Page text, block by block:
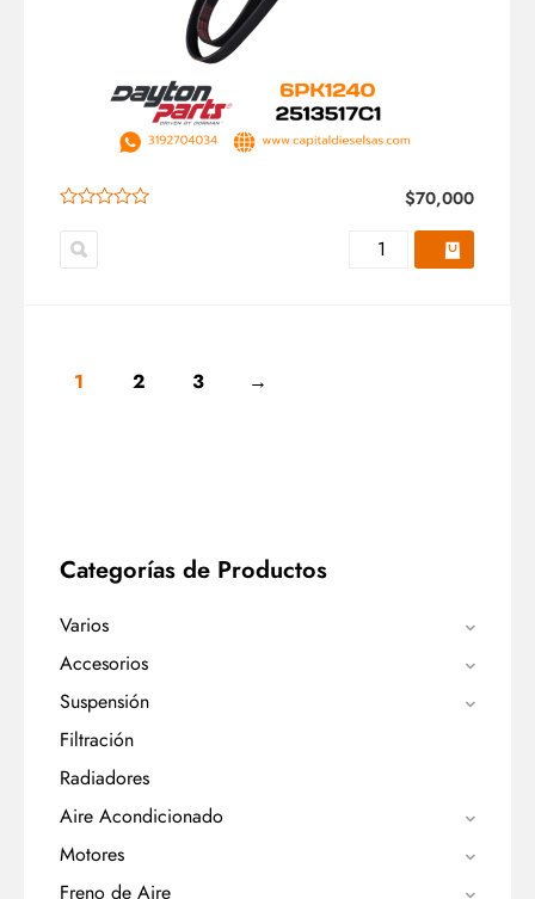
$70,000
1 2 3 →
Categorías de Productos
Varios
Accesorios
Suspensión
Filtración
Radiadores
Aire Acondicionado
Motores
Freno de Aire